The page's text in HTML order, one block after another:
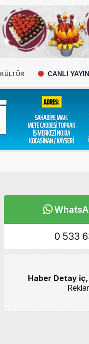
KÜLTÜR CANLI YAYIN
0 533
Haber Detay